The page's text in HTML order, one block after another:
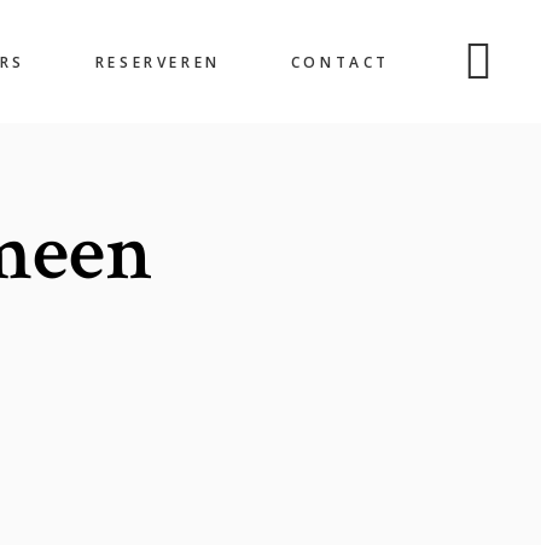
RESERVEREN CONTACT